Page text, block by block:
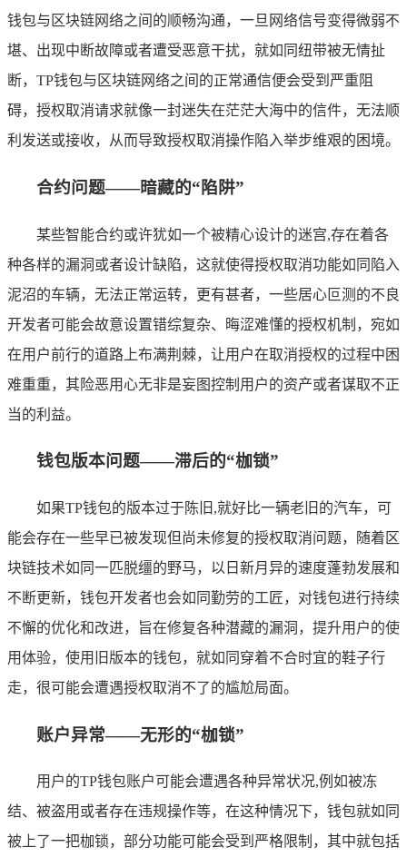
钱包与区块链网络之间的顺畅沟通，一旦网络信号变得微弱不
堪、出现中断故障或者遭受恶意干扰，就如同纽带被无情扯
断，TP钱包与区块链网络之间的正常通信便会受到严重阻
碍，授权取消请求就像一封迷失在茫茫大海中的信件，无法顺
利发送或接收，从而导致授权取消操作陷入举步维艰的困境。
合约问题——暗藏的“陷阱”
某些智能合约或许犹如一个被精心设计的迷宫,存在着各
种各样的漏洞或者设计缺陷，这就使得授权取消功能如同陷入
泥沼的车辆，无法正常运转，更有甚者，一些居心叵测的不良
开发者可能会故意设置错综复杂、晦涩难懂的授权机制，宛如
在用户前行的道路上布满荆棘，让用户在取消授权的过程中困
难重重，其险恶用心无非是妄图控制用户的资产或者谋取不正
当的利益。
钱包版本问题——滞后的“枷锁”
如果TP钱包的版本过于陈旧,就好比一辆老旧的汽车，可
能会存在一些早已被发现但尚未修复的授权取消问题，随着区
块链技术如同一匹脱缰的野马，以日新月异的速度蓬勃发展和
不断更新，钱包开发者也会如同勤劳的工匠，对钱包进行持续
不懈的优化和改进，旨在修复各种潜藏的漏洞，提升用户的使
用体验，使用旧版本的钱包，就如同穿着不合时宜的鞋子行
走，很可能会遭遇授权取消不了的尴尬局面。
账户异常——无形的“枷锁”
用户的TP钱包账户可能会遭遇各种异常状况,例如被冻
结、被盗用或者存在违规操作等，在这种情况下，钱包就如同
被上了一把枷锁，部分功能可能会受到严格限制，其中就包括